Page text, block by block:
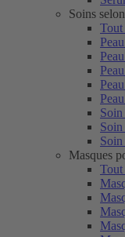
Soins
Soin
Masques